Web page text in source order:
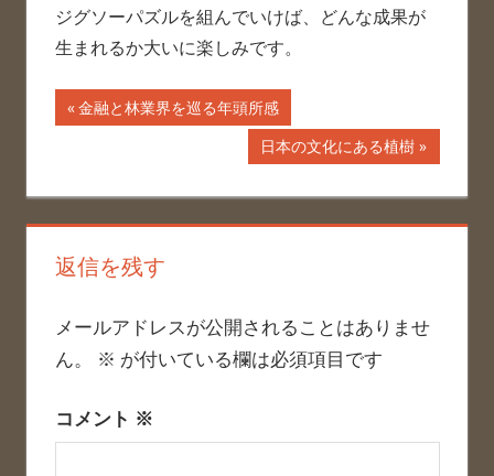
ジグソーパズルを組んでいけば、どんな成果が
生まれるか大いに楽しみです。
投
ナ
ビ
ゲ
ー
シ
ョ
ン
前
の
金融と林業界を巡る年頭所感
次
の
記
事:
日本の文化にある植樹
返信を残す
メールアドレスが公開されることはありませ
ん。
※ が付いている欄は必須項目です
コメント ※